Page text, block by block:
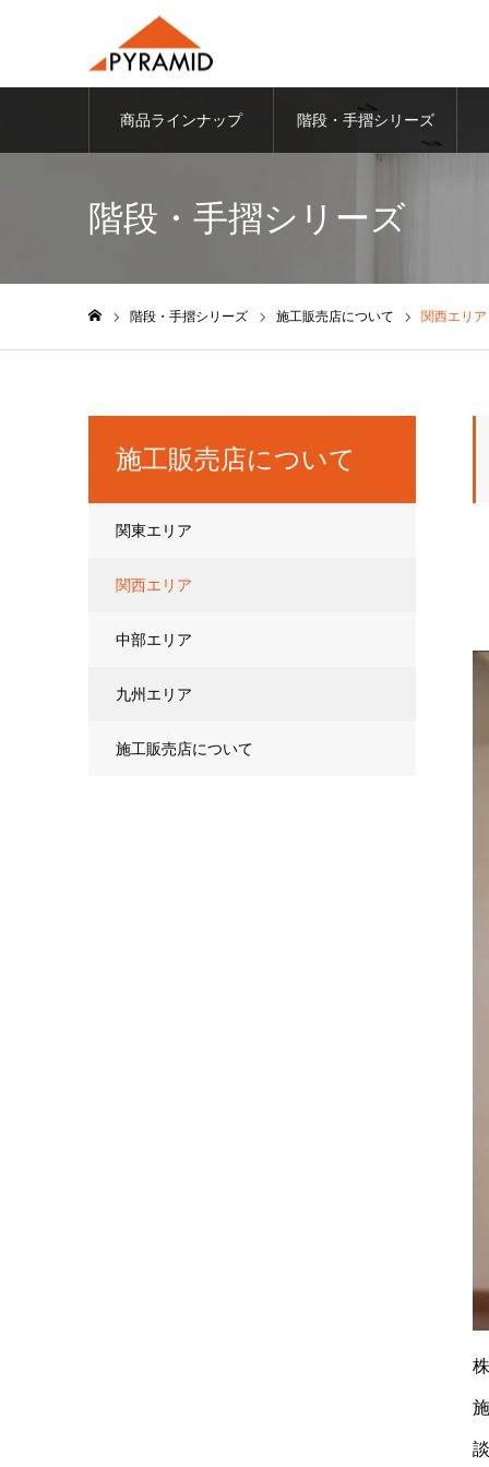
商品ラインナップ 階段・手摺シリーズ
階段・手摺シリーズ
階段・手摺シリーズ 施工販売店について 関西エリア
施工販売店について
関東エリア
関西エリア
中部エリア
九州エリア
施工販売店について